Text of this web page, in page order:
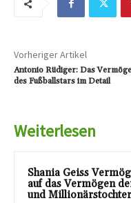
Vorheriger Artikel
Antonio Rüdiger: Das
des Fußballstars im Detail
Weiterlesen
Shania Geiss
auf das Vermögen
und Millionärstochter